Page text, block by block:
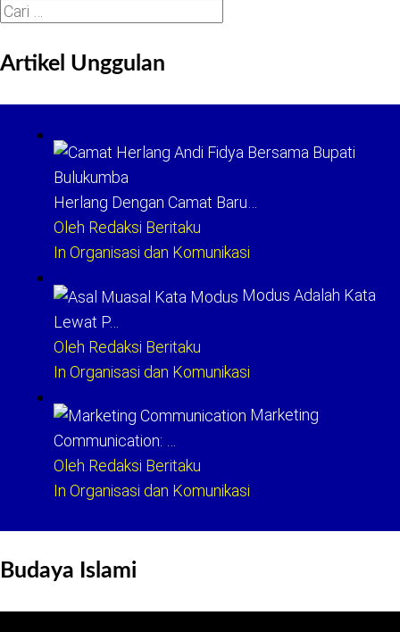
Cari
Artikel Unggulan
Herlang Dengan Camat Baru…
Oleh Redaksi Beritaku
In Organisasi dan Komunikasi
Modus Adalah Kata
Lewat P…
Oleh Redaksi Beritaku
In Organisasi dan Komunikasi
Marketing
Communication: …
Oleh Redaksi Beritaku
In Organisasi dan Komunikasi
Budaya Islami